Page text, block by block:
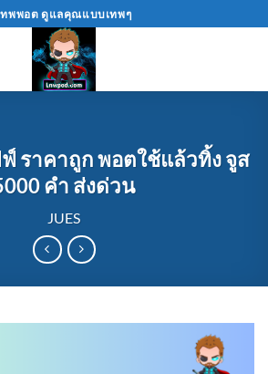
ทพพอต ดูแลคุณแบบเทพๆ
ราคาถูก พอตใช้แล้วทิ้ง จูส
คำ ส่งด่วน
JUES